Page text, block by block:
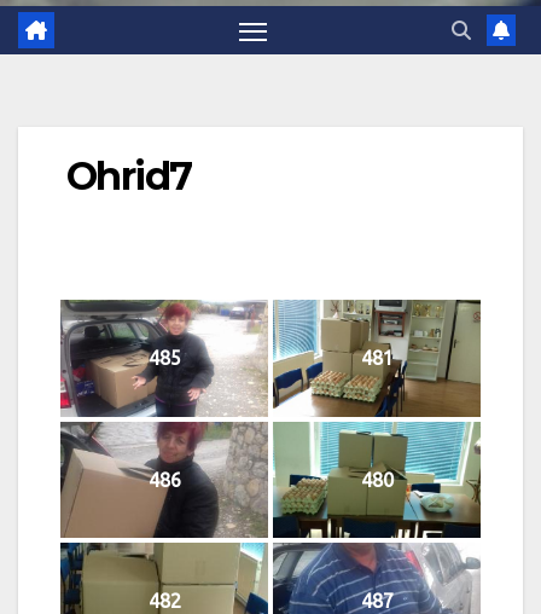
Ohrid7
485 481
486 480
482 487